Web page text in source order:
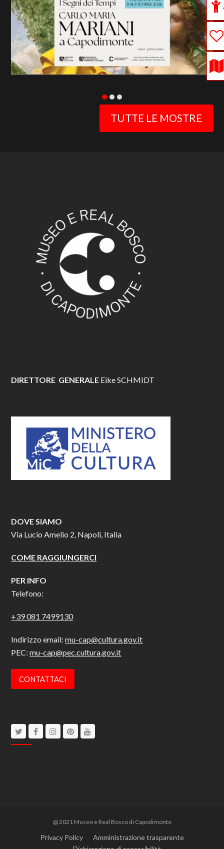
TUTTE LE MOSTRE
DIRETTORE GENERALE Eike SCHMIDT
DOVE SIAMO
Via Lucio Amelio 2, Napoli, Italia
COME RAGGIUNGERCI
PER INFO
Telefono:
+39 081 7499130
Indirizzo email:mu-cap@cultura.gov.it
PEC:mu-cap@pec.cultura.gov.it
CONTATTACI
TwitterFacebookInstagram
Pinterest
@ 2021 Museo e Real Bosco di Capodimonte
Privacy Policy
Amministrazione trasparente